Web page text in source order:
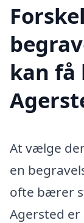
kan få
At vælge
en
ofte bærer
Agersted